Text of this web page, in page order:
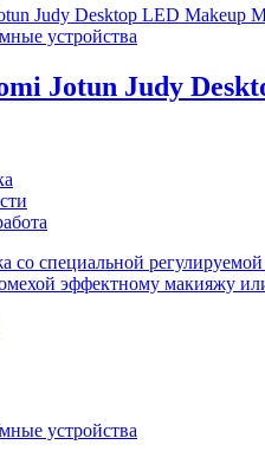
устройства
Jotun Judy
со специальной
эффектному макияжу
устройства